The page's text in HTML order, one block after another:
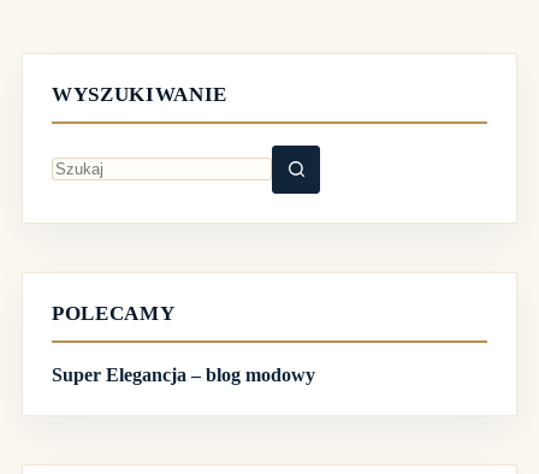
WYSZUKIWANIE
wyników
POLECAMY
Super Elegancja – blog modowy